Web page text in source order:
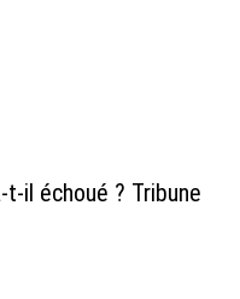
t-il échoué ? Tribune